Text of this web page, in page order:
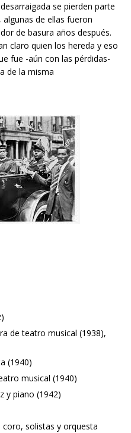
se pierden parte
, algunas de ellas fueron
de basura años después.
claro quien los hereda y eso
fue -aún con las pérdidas-
de la misma
de teatro musical (1938),
(1940)
musical (1940)
y piano (1942)
coro, solistas y orquesta